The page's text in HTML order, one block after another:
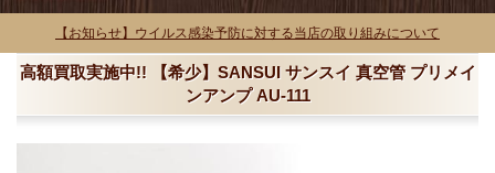
【お知らせ】ウイルス感染予防に対する当店の取り組みについて
高額買取実施中!! 【希少】SANSUI サンスイ 真空管 プリメイ
ンアンプ AU-111